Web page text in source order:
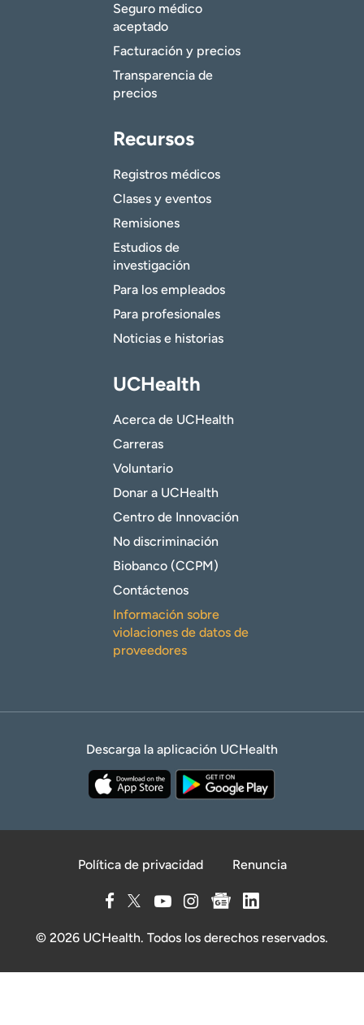
Seguro médico
aceptado
Facturación y precios
Transparencia de
precios
Recursos
Registros médicos
Clases y eventos
Remisiones
Estudios de
investigación
Para los empleados
Para profesionales
Noticias e historias
UCHealth
Acerca de UCHealth
Carreras
Voluntario
Donar a UCHealth
Centro de Innovación
No discriminación
Biobanco (CCPM)
Contáctenos
Información sobre
violaciones de datos de
proveedores
Descarga la aplicación UCHealth
Política de privacidad Renuncia
© 2026 UCHealth. Todos los derechos reservados.